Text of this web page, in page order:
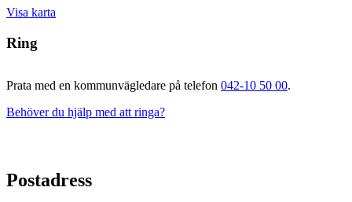
Visa karta
Ring
Prata med en kommunvägledare på telefon 042-10 50 00.
Behöver du hjälp med att ringa?
Postadress